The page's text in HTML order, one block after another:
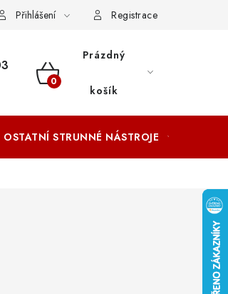
ÚDAJŮ
Přihlášení Registrace
NÁKUPNÍ
Prázdný
košík
OSTATNÍ STRUNNÉ NÁSTROJE